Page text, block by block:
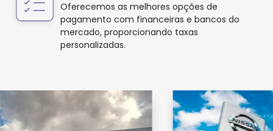
Oferecemos as melhores opções de
pagamento com financeiras e bancos do
mercado, proporcionando taxas
personalizadas.